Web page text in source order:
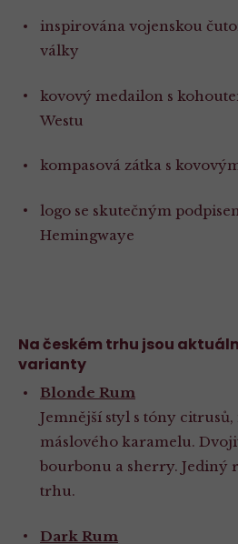
inspirována vojenskou
války
kovový medailon s
Westu
kompasová zátka s
logo se skutečným
Hemingwaye
Na českém trhu jsou
varianty
Blonde Rum
Jemnější styl s tóny
máslového karamelu.
bourbonu a sherry. Jediný
trhu.
Dark Rum